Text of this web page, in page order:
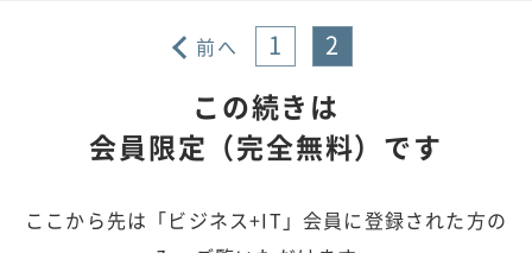
前へ 1 2
この続きは
会員限定（完全無料）です
ここから先は「ビジネス+IT」会員に登録された方の